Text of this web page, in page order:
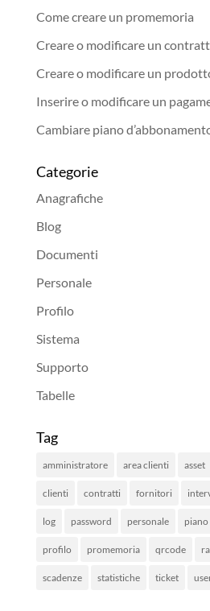
Come creare un promemoria
Creare o modificare un
Creare o modificare un
Inserire o modificare un
Cambiare piano
Categorie
Anagrafiche
Blog
Documenti
Personale
Profilo
Sistema
Supporto
Tabelle
Tag
amministratore area clienti asset
clienti contratti fornitori
log password personale piano
profilo promemoria qrcode
scadenze statistiche ticket